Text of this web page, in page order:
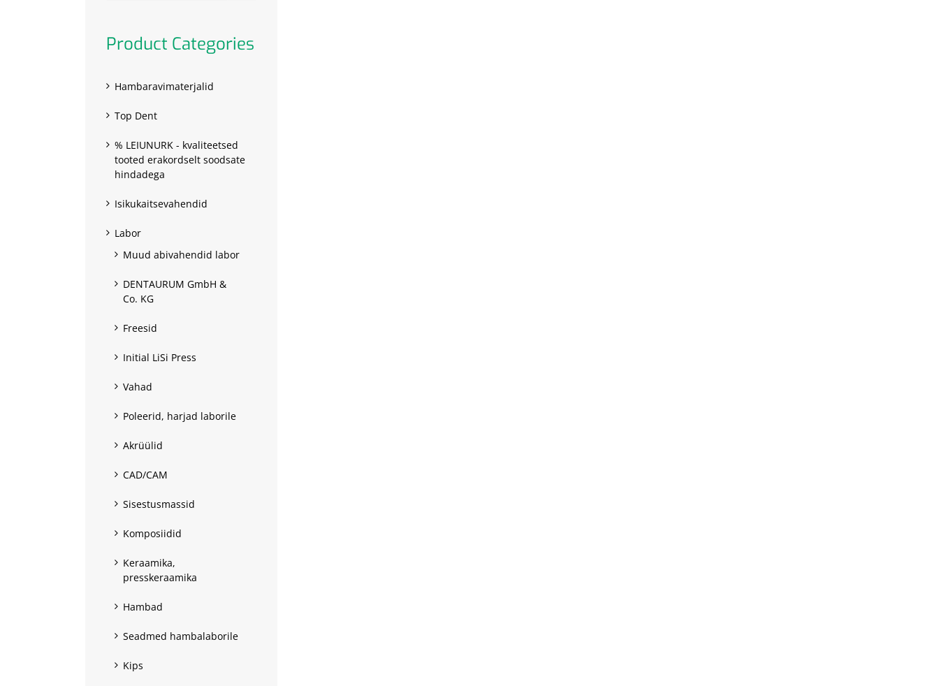
Product Categories
Hambaravimaterjalid
Top Dent
% LEIUNURK - kvaliteetsed
tooted erakordselt soodsate
hindadega
Isikukaitsevahendid
Labor
Muud abivahendid labor
DENTAURUM GmbH &
Co. KG
Freesid
Initial LiSi Press
Vahad
Poleerid, harjad laborile
Akrüülid
CAD/CAM
Sisestusmassid
Komposiidid
Keraamika,
presskeraamika
Hambad
Seadmed hambalaborile
Kips